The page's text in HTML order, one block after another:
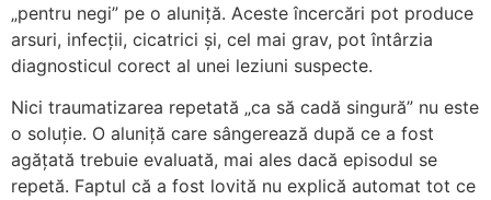
„pentru negi” pe o aluniță. Aceste încercări pot produce
arsuri, infecții, cicatrici și, cel mai grav, pot întârzia
diagnosticul corect al unei leziuni suspecte.
Nici traumatizarea repetată „ca să cadă singură” nu este
o soluție. O aluniță care sângerează după ce a fost
agățată trebuie evaluată, mai ales dacă episodul se
repetă. Faptul că a fost lovită nu explică automat tot ce